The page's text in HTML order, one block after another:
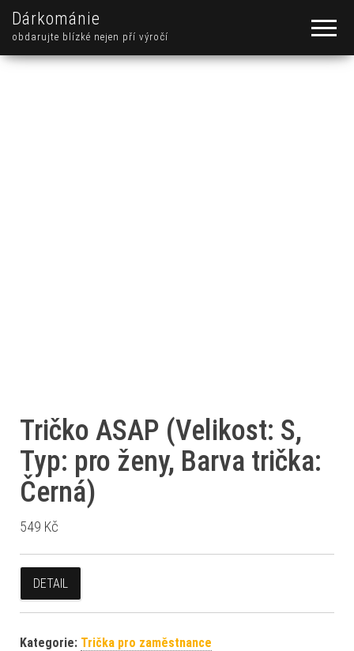
Dárkománie
obdarujte blízké nejen pří výročí
Tričko ASAP (Velikost: S,
Typ: pro ženy, Barva trička:
Černá)
549 Kč
DETAIL
Kategorie: Trička pro zaměstnance